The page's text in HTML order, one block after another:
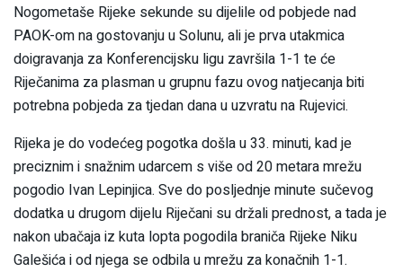
Nogometaše Rijeke sekunde su dijelile od pobjede nad
PAOK-om na gostovanju u Solunu, ali je prva utakmica
doigravanja za Konferencijsku ligu završila 1-1 te će
Riječanima za plasman u grupnu fazu ovog natjecanja biti
potrebna pobjeda za tjedan dana u uzvratu na Rujevici.
Rijeka je do vodećeg pogotka došla u 33. minuti, kad je
preciznim i snažnim udarcem s više od 20 metara mrežu
pogodio Ivan Lepinjica. Sve do posljednje minute sučevog
dodatka u drugom dijelu Riječani su držali prednost, a tada je
nakon ubačaja iz kuta lopta pogodila braniča Rijeke Niku
Galešića i od njega se odbila u mrežu za konačnih 1-1.